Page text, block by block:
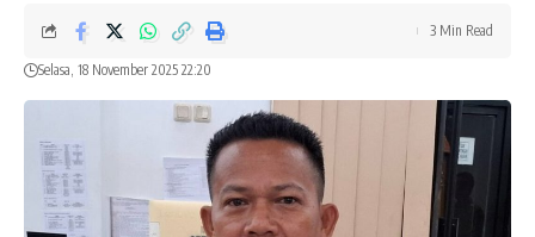
Selasa, 18 November 2025 22:20
3 Min Read